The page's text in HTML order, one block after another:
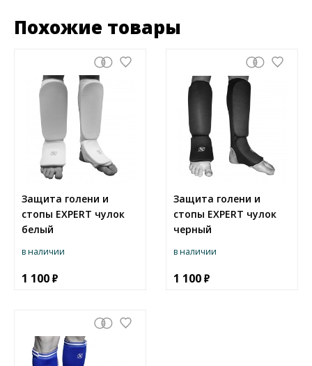
Похожие товары
Защита голени и
стопы EXPERT чулок
белый
в наличии
1 100
Защита голени и
стопы EXPERT чулок
черный
в наличии
1 100